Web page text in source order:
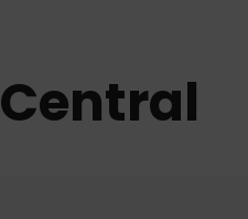
Central